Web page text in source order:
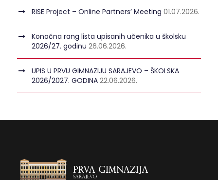
RISE Project – Online Partners’ Meeting 01.07.2026.
Konačna rang lista upisanih učenika u školsku
2026/27. godinu 26.06.2026.
UPIS U PRVU GIMNAZIJU SARAJEVO – ŠKOLSKA
2026/2027. GODINA 22.06.2026.